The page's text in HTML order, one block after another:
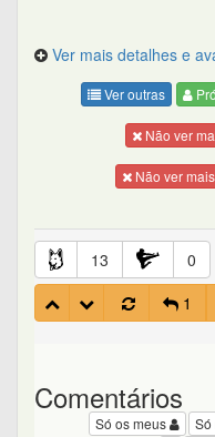
Ver mais detalhes e
Ver outras
Não ver
Não ver
13 0
1
Comentários
Só
Só os meus